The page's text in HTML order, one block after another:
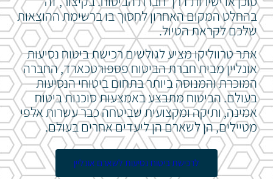
בהחלט המקום האחרון לחסוך בו ברשימת ההוצאות
שלכם לקראת הטיול.
אתר טרווליקו מציע לגולשים רכישת ביטוח נסיעות
אונליין מבית חברת הביטוח פספורטכארד, החברה
המוכרת והמנוסה ביותר בתחום ביטוחי הנסיעות
בעולם. הביטוח מתבצע באמצעות סוכנות ביטוח
אמינה, ותיקה ומקצועית שביטחה כבר עשרות אלפי
מטיילים, הן לשארם הן ליעדים אחרים בעולם.
לרכישת ביטוח נסיעות לשארם אונליין